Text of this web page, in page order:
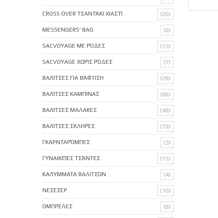
CROSS OVER ΤΣΑΝΤΆΚΙ ΧΙΑΣΤΊ (20)
MESSENGERS' BAG (0)
SACVOYAGE ΜΕ ΡΌΔΕΣ (13)
SACVOYAGE ΧΩΡΊΣ ΡΌΔΕΣ (7)
ΒΑΛΊΤΣΕΣ ΓΙΑ ΒΆΦΤΙΣΗ (28)
ΒΑΛΊΤΣΕΣ ΚΑΜΠΊΝΑΣ (86)
ΒΑΛΊΤΣΕΣ ΜΑΛΑΚΈΣ (48)
ΒΑΛΊΤΣΕΣ ΣΚΛΗΡΈΣ (78)
ΓΚΑΡΝΤΑΡΌΜΠΕΣ (3)
ΓΥΝΑΙΚΕΊΕΣ ΤΣΆΝΤΕΣ (15)
ΚΑΛΎΜΜΑΤΑ ΒΑΛΙΤΣΏΝ (4)
ΝΕΣΕΣΈΡ (10)
ΟΜΠΡΈΛΕΣ (8)